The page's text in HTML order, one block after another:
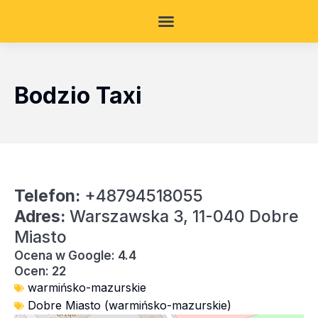
Bodzio Taxi
Telefon: +48794518055
Adres: Warszawska 3, 11-040 Dobre
Miasto
Ocena w Google: 4.4
Ocen: 22
warmińsko-mazurskie
Dobre Miasto (warmińsko-mazurskie)